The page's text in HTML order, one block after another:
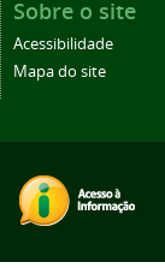
Sobre o site
Acessibilidade
Mapa do site